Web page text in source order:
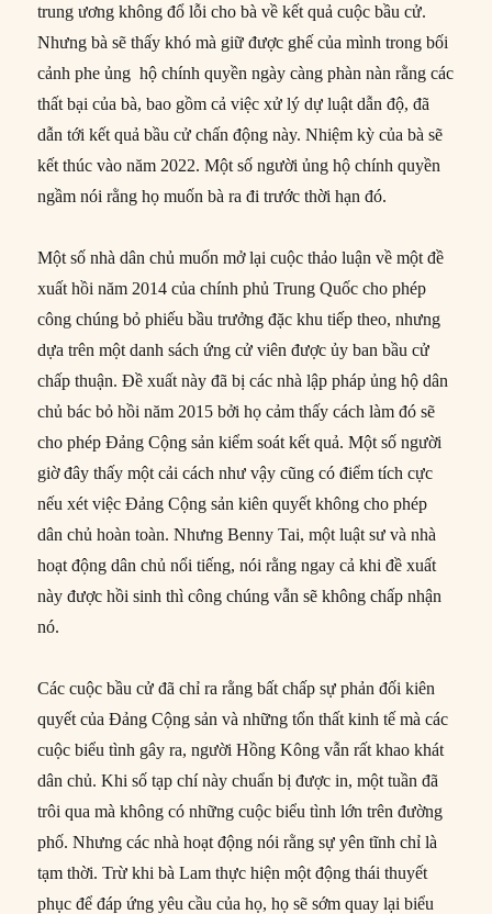
trung ương không đổ lỗi cho bà về kết quả cuộc bầu cử.
Nhưng bà sẽ thấy khó mà giữ được ghế của mình trong bối
cảnh phe ủng hộ chính quyền ngày càng phàn nàn rằng các
thất bại của bà, bao gồm cả việc xử lý dự luật dẫn độ, đã
dẫn tới kết quả bầu cử chấn động này. Nhiệm kỳ của bà sẽ
kết thúc vào năm 2022. Một số người ủng hộ chính quyền
ngầm nói rằng họ muốn bà ra đi trước thời hạn đó.
Một số nhà dân chủ muốn mở lại cuộc thảo luận về một đề
xuất hồi năm 2014 của chính phủ Trung Quốc cho phép
công chúng bỏ phiếu bầu trưởng đặc khu tiếp theo, nhưng
dựa trên một danh sách ứng cử viên được ủy ban bầu cử
chấp thuận. Đề xuất này đã bị các nhà lập pháp ủng hộ dân
chủ bác bỏ hồi năm 2015 bởi họ cảm thấy cách làm đó sẽ
cho phép Đảng Cộng sản kiểm soát kết quả. Một số người
giờ đây thấy một cải cách như vậy cũng có điểm tích cực
nếu xét việc Đảng Cộng sản kiên quyết không cho phép
dân chủ hoàn toàn. Nhưng Benny Tai, một luật sư và nhà
hoạt động dân chủ nổi tiếng, nói rằng ngay cả khi đề xuất
này được hồi sinh thì công chúng vẫn sẽ không chấp nhận
nó.
Các cuộc bầu cử đã chỉ ra rằng bất chấp sự phản đối kiên
quyết của Đảng Cộng sản và những tổn thất kinh tế mà các
cuộc biểu tình gây ra, người Hồng Kông vẫn rất khao khát
dân chủ. Khi số tạp chí này chuẩn bị được in, một tuần đã
trôi qua mà không có những cuộc biểu tình lớn trên đường
phố. Nhưng các nhà hoạt động nói rằng sự yên tĩnh chỉ là
tạm thời. Trừ khi bà Lam thực hiện một động thái thuyết
phục để đáp ứng yêu cầu của họ, họ sẽ sớm quay lại biểu